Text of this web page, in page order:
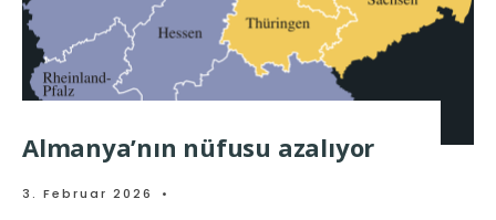
Almanya’nın nüfusu azalıyor
3. Februar 2026 •